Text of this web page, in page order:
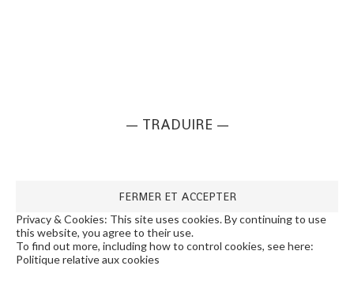
— TRADUIRE —
Privacy & Cookies: This site uses cookies. By continuing to use
this website, you agree to their use.
To find out more, including how to control cookies, see here:
Politique relative aux cookies